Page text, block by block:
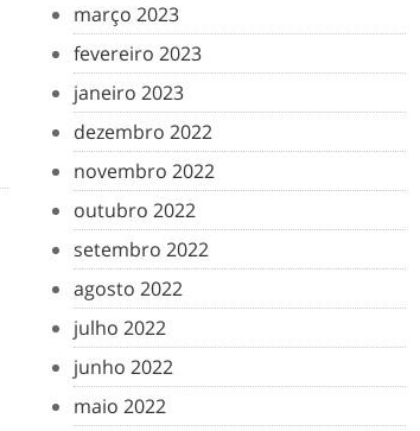
março 2023
fevereiro 2023
janeiro 2023
dezembro 2022
novembro 2022
outubro 2022
setembro 2022
agosto 2022
julho 2022
junho 2022
maio 2022